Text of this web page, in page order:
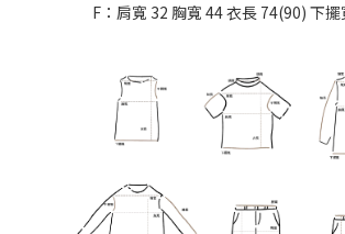
F：肩寬 32 胸寬 44 衣長 74(90) 下